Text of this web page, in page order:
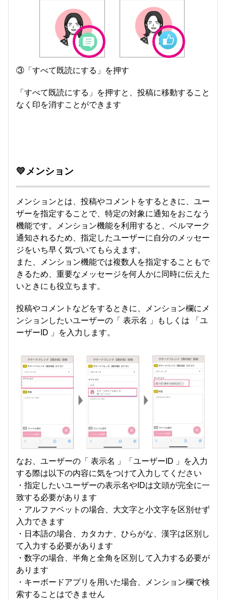
③「すべて既読にする」を押す
「すべて既読にする」を押すと、投稿に移動すること
なく印を消すことができます
💛メンション
メンションとは、投稿やコメントをするときに、ユー
ザーを指定することで、特定の対象に通知をおこなう
機能です。メンション機能を利用すると、ベルマーク
通知されるため、指定したユーザーに自分のメッセー
ジをいち早く気づいてもらえます。
また、メンション機能では複数人を指定することもで
きるため、重要なメッセージを何人かに同時に伝えた
いときにも役立ちます。
投稿やコメントなどをするときに、メンション欄にメ
ンションしたいユーザーの「 表示名 」もしくは 「ユ
ーザーID 」を入力します。
なお、ユーザーの「 表示名 」「ユーザーID 」を入力
する際は以下の内容に気をつけて入力してください
・指定したいユーザーの表示名やIDは文頭が完全に一
致する必要があります
・アルファベットの場合、大文字と小文字を区別せず
入力できます
・日本語の場合、カタカナ、ひらがな、漢字は区別し
て入力する必要があります
・数字の場合、半角と全角を区別して入力する必要が
あります
・キーボードアプリを用いた場合、メンション欄で検
索することはできません